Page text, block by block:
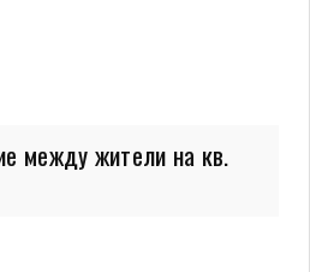
между жители на кв.